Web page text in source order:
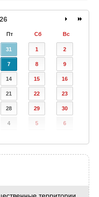
Пт Сб Вс
31 1 2
7 8 9
14 15 16
21 22 23
28 29 30
4 5 6